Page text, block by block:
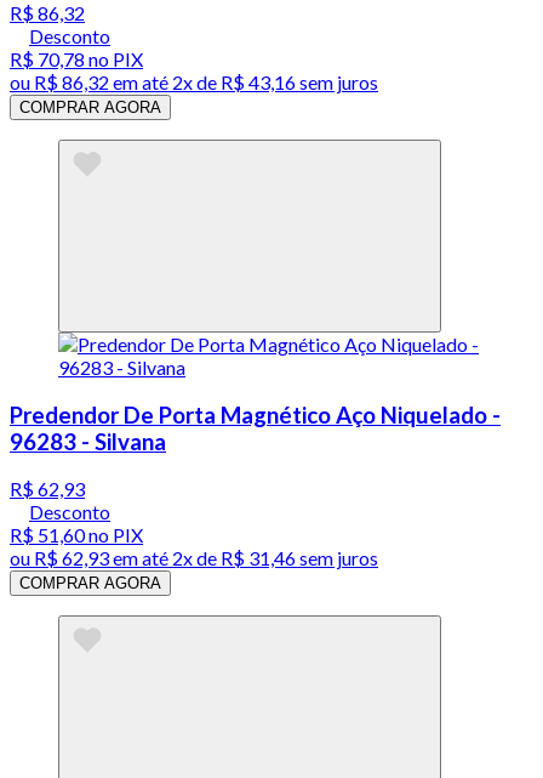
R$ 86,32
Desconto
R$ 70,78 no PIX
ou R$ 86,32 em até 2x de R$ 43,16 sem juros
COMPRAR AGORA
Predendor De Porta Magnético Aço Niquelado -
96283 - Silvana
R$ 62,93
Desconto
R$ 51,60no PIX
ou R$ 62,93em até 2x de R$ 31,46 sem juros
COMPRAR AGORA